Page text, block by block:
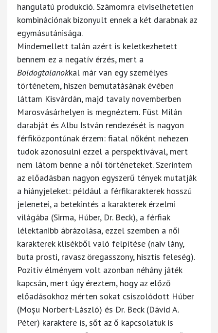
hangulatú produkció. Számomra elviselhetetlen
kombinációnak bizonyult ennek a két darabnak az
egymásutánisága.
Mindemellett talán azért is keletkezhetett
bennem ez a negatív érzés, mert a
Boldogtalanokkal már van egy személyes
történetem, hiszen bemutatásának évében
láttam Kisvárdán, majd tavaly novemberben
Marosvásárhelyen is megnéztem. Füst Milán
darabját és Albu István rendezését is nagyon
férfiközpontúnak érzem: fiatal nőként nehezen
tudok azonosulni ezzel a perspektívával, mert
nem látom benne a női történeteket. Szerintem
az előadásban nagyon egyszerű tények mutatják
a hiányjeleket: például a férfikarakterek hosszú
jelenetei, a betekintés a karakterek érzelmi
világába (Sirma, Húber, Dr. Beck), a férfiak
lélektanibb ábrázolása, ezzel szemben a női
karakterek klisékből való felpítése (naiv lány,
buta prosti, ravasz öregasszony, hisztis feleség).
Pozitív élményem volt azonban néhány játék
kapcsán, mert úgy éreztem, hogy az előző
előadásokhoz mérten sokat csiszolódott Húber
(Moșu Norbert-László) és Dr. Beck (Dávid A.
Péter) karaktere is, sőt az ő kapcsolatuk is